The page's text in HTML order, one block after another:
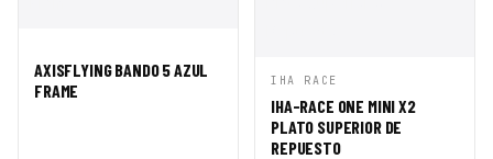
RÁPIDA
CESTA
AXISFLYING BANDO 5 AZUL
FRAME
VISTA
RÁPIDA
CESTA
IHA RACE
IHA-RACE ONE MINI X2
PLATO SUPERIOR DE
REPUESTO